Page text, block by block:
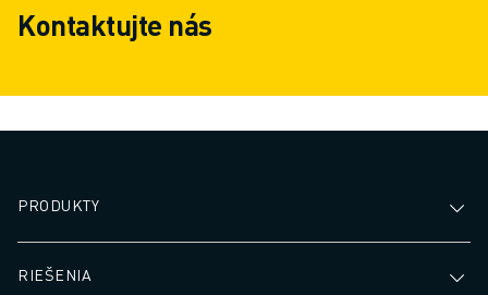
Kontaktujte nás
PRODUKTY
RIEŠENIA